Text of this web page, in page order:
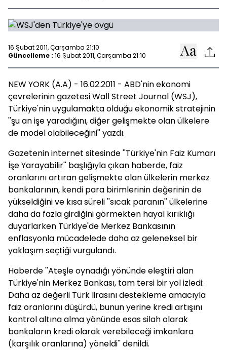
16 Şubat 2011, Çarşamba 21:10
Güncelleme : 16 Şubat 2011, Çarşamba 21:10
NEW YORK (A.A) - 16.02.2011 - ABD'nin ekonomi
çevrelerinin gazetesi Wall Street Journal (WSJ),
Türkiye'nin uygulamakta olduğu ekonomik stratejinin
''şu an işe yaradığını, diğer gelişmekte olan ülkelere
de model olabileceğini'' yazdı.
Gazetenin internet sitesinde ''Türkiye'nin Faiz Kumarı
İşe Yarayabilir'' başlığıyla çıkan haberde, faiz
oranlarını artıran gelişmekte olan ülkelerin merkez
bankalarının, kendi para birimlerinin değerinin de
yükseldiğini ve kısa süreli ''sıcak paranın'' ülkelerine
daha da fazla girdiğini görmekten hayal kırıklığı
duyarlarken Türkiye'de Merkez Bankasının
enflasyonla mücadelede daha az geleneksel bir
yaklaşım seçtiği vurgulandı.
Haberde ''Ateşle oynadığı yönünde eleştiri alan
Türkiye'nin Merkez Bankası, tam tersi bir yol izledi:
Daha az değerli Türk lirasını destekleme amacıyla
faiz oranlarını düşürdü, bunun yerine kredi artışını
kontrol altına alma yönünde esas silah olarak
bankaların kredi olarak verebileceği imkanlara
(karşılık oranlarına) yöneldi'' denildi.